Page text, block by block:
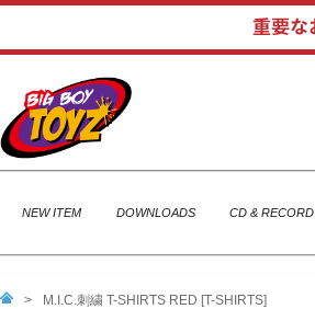
NEW ITEM DOWNLOADS CD & RECORD
> M.I.C.刺繍 T-SHIRTS RED [T-SHIRTS]